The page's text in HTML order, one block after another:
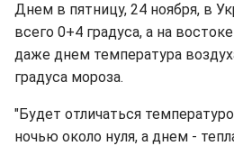
Днем в пятницу, 24 ноября, в
всего 0+4 градуса, а на
даже днем температура
градуса мороза.
"Будет отличаться
ночью около нуля, а днем -